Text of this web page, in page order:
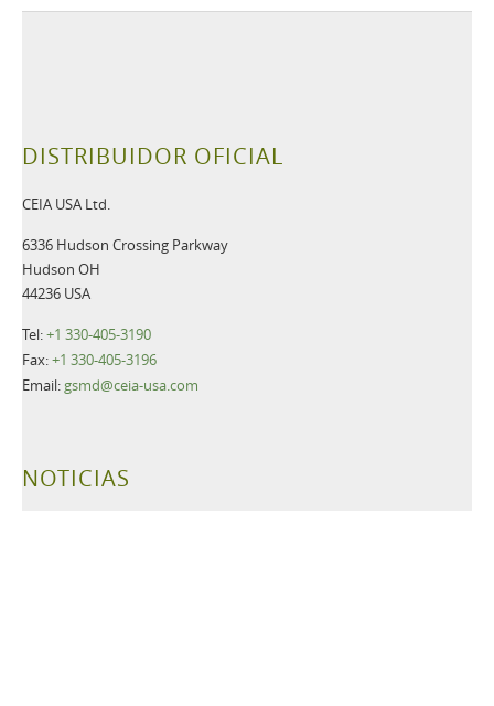
DISTRIBUIDOR OFICIAL
CEIA USA Ltd.
6336 Hudson Crossing Parkway
Hudson OH
44236 USA
Tel:+1 330-405-3190
Fax:+1 330-405-3196
Email: gsmd@ceia-usa.com
NOTICIAS